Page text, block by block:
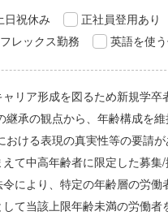
日祝休み 正社員登用あり
フレックス勤務 英語を使
リア形成を図るため新規学卒
継承の観点から、年齢構成を
おける表現の真実性等の要請が
て中高年齢者に限定した募集/
により、特定の年齢層の労
て当該上限年齢未満の労働者